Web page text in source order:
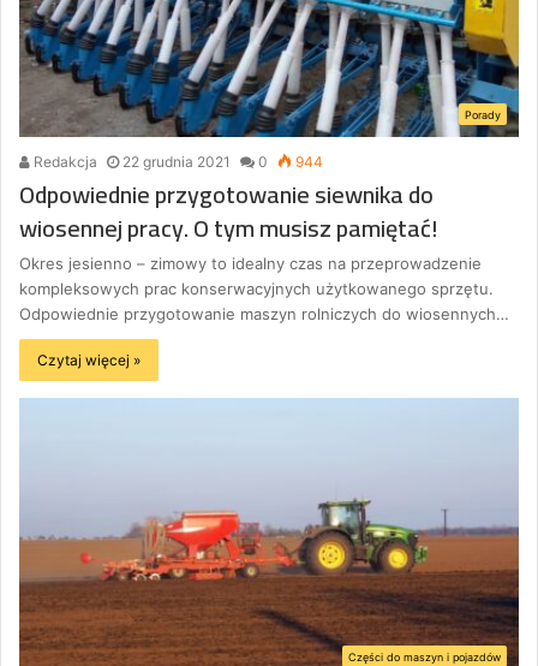
Porady
Redakcja 22 grudnia 2021 0 944
Odpowiednie przygotowanie siewnika do
wiosennej pracy. O tym musisz pamiętać!
Okres jesienno – zimowy to idealny czas na przeprowadzenie
kompleksowych prac konserwacyjnych użytkowanego sprzętu.
Odpowiednie przygotowanie maszyn rolniczych do wiosennych…
Czytaj więcej »
Części do maszyn i pojazdów